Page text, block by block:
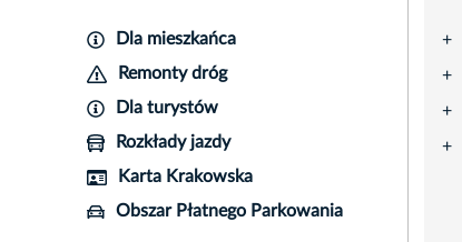
Dla mieszkańca
Remonty dróg
Dla turystów
Rozkłady jazdy
Karta Krakowska
Obszar Płatnego Parkowania
+
+
+
+